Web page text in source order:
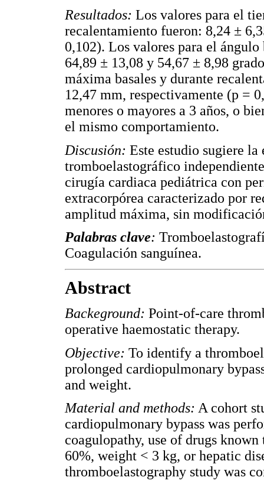
Resultados: Los valores para el
recalentamiento fueron: 8,24 ±
0,102). Los valores para el
64,89 ± 13,08 y 54,67 ± 8,98
máxima basales y durante
12,47 mm, respectivamente (p =
menores o mayores a 3 años, o
el mismo comportamiento.
Discusión: Este estudio sugiere
tromboelastográfico
cirugía cardiaca pediátrica con
extracorpórea caracterizado por
amplitud máxima, sin
Palabras clave:
Coagulación sanguínea.
Abstract
Backeground: Point-of-care
operative haemostatic therapy.
Objective: To identify a
prolonged cardiopulmonary
and weight.
Material and methods: A cohort
cardiopulmonary bypass was
coagulopathy, use of drugs
60%, weight < 3 kg, or hepatic
thromboelastography study was